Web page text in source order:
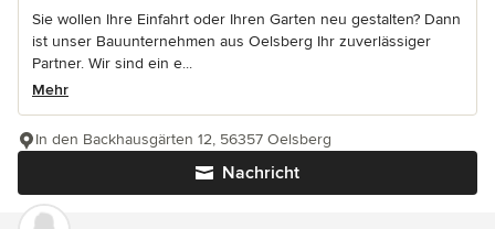
Sie wollen Ihre Einfahrt oder Ihren Garten neu gestalten? Dann
ist unser Bauunternehmen aus Oelsberg Ihr zuverlässiger
Partner. Wir sind ein e...
Mehr
Nachricht
In den Backhausgärten 12, 56357 Oelsberg